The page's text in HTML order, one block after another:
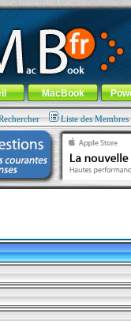
100% nomade !
au menu général-
MacBook
Liste des Membres